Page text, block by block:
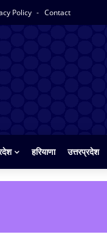
Policy Contact
हरियाणा उत्तरप्रदेश